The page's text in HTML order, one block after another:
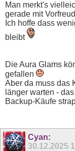
Man merkt's
gerade mit
Ich hoffe dass
bleibt
Die Aura Glams
gefallen
Aber da muss das
länger warten -
Backup-Käufe
Cyan:
30.12.2025